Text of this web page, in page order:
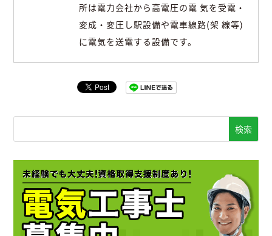
所は電力会社から高電圧の電 気を受電・
変成・変圧し駅設備や電車線路(架 線等)
に電気を送電する設備です。